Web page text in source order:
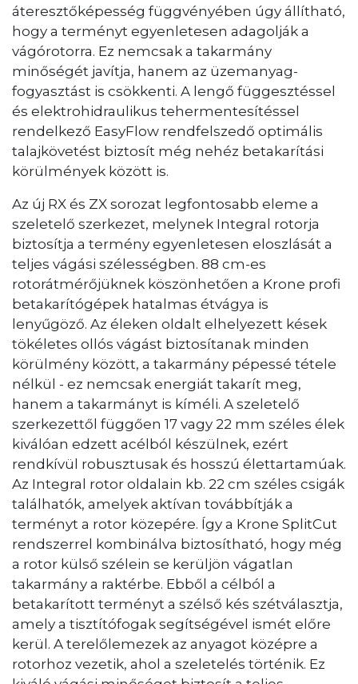
áteresztőképesség függvényében úgy állítható,
hogy a terményt egyenletesen adagolják a
vágórotorra. Ez nemcsak a takarmány
minőségét javítja, hanem az üzemanyag-
fogyasztást is csökkenti. A lengő függesztéssel
és elektrohidraulikus tehermentesítéssel
rendelkező EasyFlow rendfelszedő optimális
talajkövetést biztosít még nehéz betakarítási
körülmények között is.
Az új RX és ZX sorozat legfontosabb eleme a
szeletelő szerkezet, melynek Integral rotorja
biztosítja a termény egyenletesen eloszlását a
teljes vágási szélességben. 88 cm-es
rotorátmérőjüknek köszönhetően a Krone profi
betakarítógépek hatalmas étvágya is
lenyűgöző. Az éleken oldalt elhelyezett kések
tökéletes ollós vágást biztosítanak minden
körülmény között, a takarmány pépessé tétele
nélkül - ez nemcsak energiát takarít meg,
hanem a takarmányt is kíméli. A szeletelő
szerkezettől függően 17 vagy 22 mm széles élek
kiválóan edzett acélból készülnek, ezért
rendkívül robusztusak és hosszú élettartamúak.
Az Integral rotor oldalain kb. 22 cm széles csigák
találhatók, amelyek aktívan továbbítják a
terményt a rotor közepére. Így a Krone SplitCut
rendszerrel kombinálva biztosítható, hogy még
a rotor külső szélein se kerüljön vágatlan
takarmány a raktérbe. Ebből a célból a
betakarított terményt a szélső kés szétválasztja,
amely a tisztítófogak segítségével ismét előre
kerül. A terelőlemezek az anyagot középre a
rotorhoz vezetik, ahol a szeletelés történik. Ez